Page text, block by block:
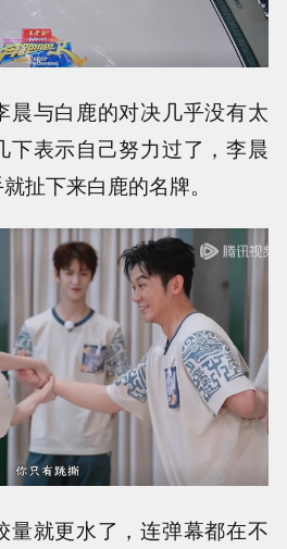
晨与白鹿的对决几乎没有太
下表示自己努力过了，李晨
扯下来白鹿的名牌。
量就更水了，连弹幕都在不